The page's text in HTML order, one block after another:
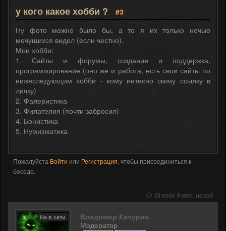
у кого какое хобби ?
#3
Ну фото можно было бы, а то я их только ночью
мечущихся видел (если честно).
Мои хобби:
1. Сайты и форумы, создание и поддержка,
программирование (оно же и работа, есть свои сайты по
нижеследующим хобби - кому интесно скину ссылку в
личку)
2. Фалеристика
3. Филателия (почти забросил)
4. Бонистика
5. Нумизматика
Пожалуйста Войти или Регистрация, чтобы присоединиться к
беседе.
13 года 9 мес. назад
Не в сети
Владимир Качурин
Модератор